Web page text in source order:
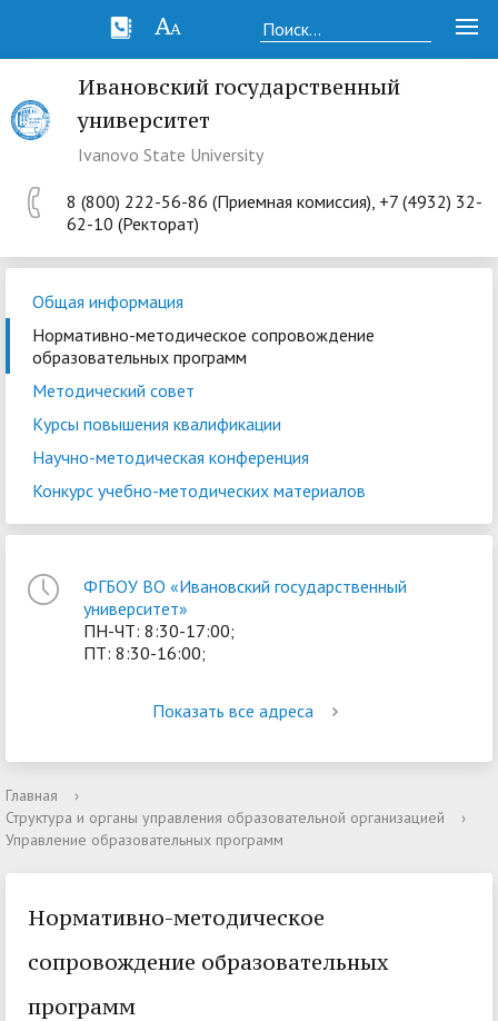
Ивановский государственный
университет
Ivanovo State University
8 (800) 222-56-86 (Приемная комиссия), +7 (4932) 32-
62-10 (Ректорат)
Общая информация
Нормативно-методическое сопровождение
образовательных программ
Методический совет
Курсы повышения квалификации
Научно-методическая конференция
Конкурс учебно-методических материалов
ФГБОУ ВО «Ивановский государственный
университет»
ПН-ЧТ: 8:30-17:00;
ПТ: 8:30-16:00;
Показать все адреса
Главная
›
Структура и органы управления образовательной организацией
›
Управление образовательных программ
Нормативно-методическое
сопровождение образовательных
программ